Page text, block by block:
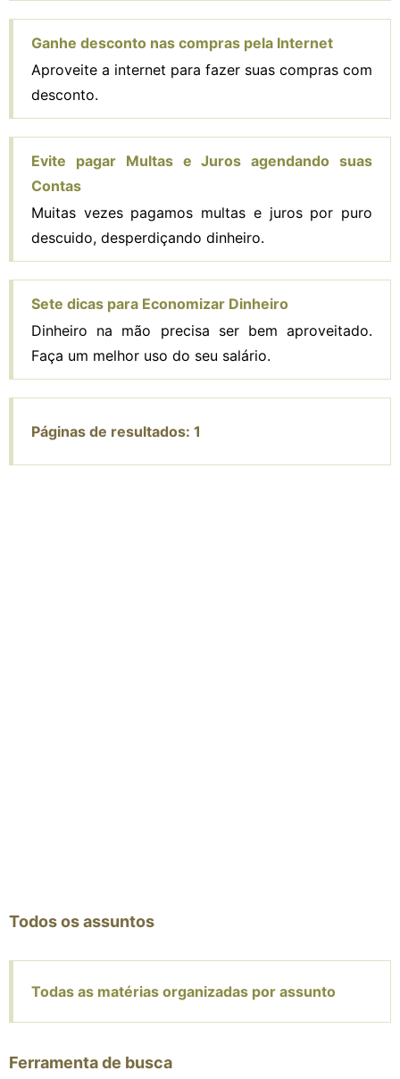
Ganhe desconto nas compras pela Internet
Aproveite a internet para fazer suas compras com
desconto.
Evite pagar Multas e Juros agendando suas
Contas
Muitas vezes pagamos multas e juros por puro
descuido, desperdiçando dinheiro.
Sete dicas para Economizar Dinheiro
Dinheiro na mão precisa ser bem aproveitado.
Faça um melhor uso do seu salário.
Páginas de resultados: 1
Todos os assuntos
Todas as matérias organizadas por assunto
Ferramenta de busca